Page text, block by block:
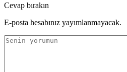
Cevap bırakın
E-posta hesabınız yayımlanmayacak.